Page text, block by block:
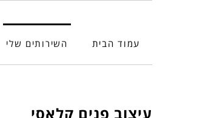
עמוד הבית השירותים שלי
עיצוב פנים קלאסי